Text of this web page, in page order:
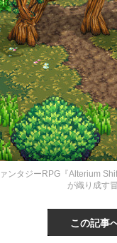
ンタジーRPG『Alterium
が織り成す
この記事